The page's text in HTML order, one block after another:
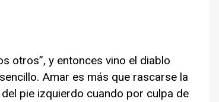
otros”, y entonces vino el diablo
Amar es más que rascarse la
pie izquierdo cuando por culpa de